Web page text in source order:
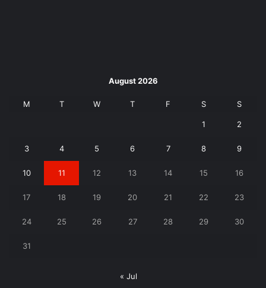
August 2026
M T W T F S S
1 2
3 4 5 6 7 8 9
10 11 12 13 14 15 16
17 18 19 20 21 22 23
24 25 26 27 28 29 30
31
« Jul